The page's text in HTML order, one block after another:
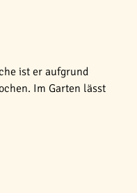
ist er aufgrund
Im Garten lässt